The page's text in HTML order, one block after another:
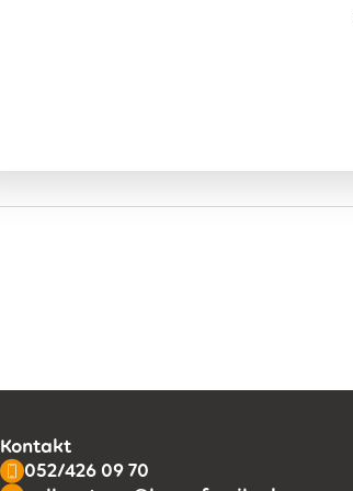
Kontakt
052/426 09 70